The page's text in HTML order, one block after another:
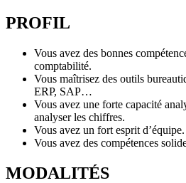
PROFIL
Vous avez des bonnes
comptabilité.
Vous maîtrisez des outils
ERP, SAP…
Vous avez une forte capacité
analyser les chiffres.
Vous avez un fort esprit d’équipe.
Vous avez des compétences
MODALITÉS